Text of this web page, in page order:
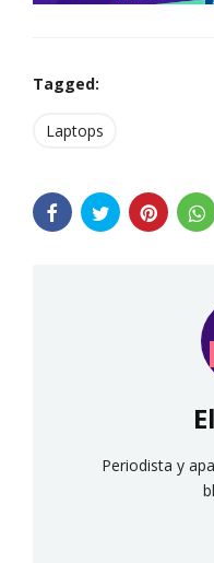
Tagged:
Laptops
Periodista y